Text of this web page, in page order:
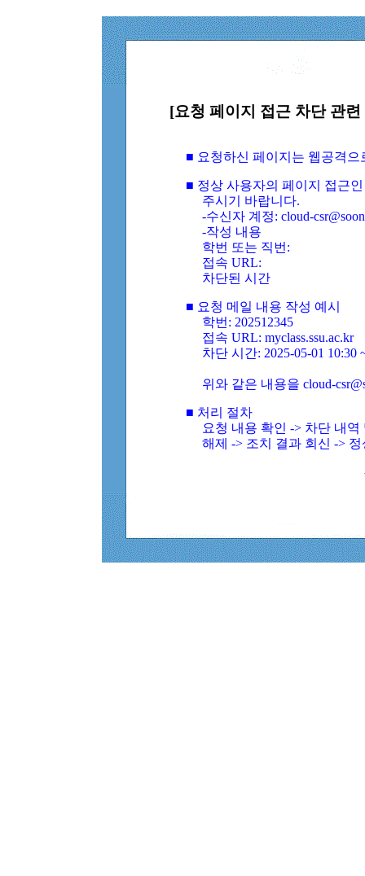
[요청 페이지 접근 차단 관
■ 요청하신 페이지는 웹공격
■ 정상 사용자의 페이지 접근
주시기 바랍니다.
-수신자 계정: cloud-
-작성 내용
학번 또는 직번:
접속 URL:
차단된 시간
■ 요청 메일 내용 작성 예시
학번: 202512345
접속 URL: myclass.ssu.ac.kr
차단 시간: 2025-05-01 10:30
위와 같은 내용을 cloud-
■ 처리 절차
요청 내용 확인 -> 차단 내
해제 -> 조치 결과 회신 ->